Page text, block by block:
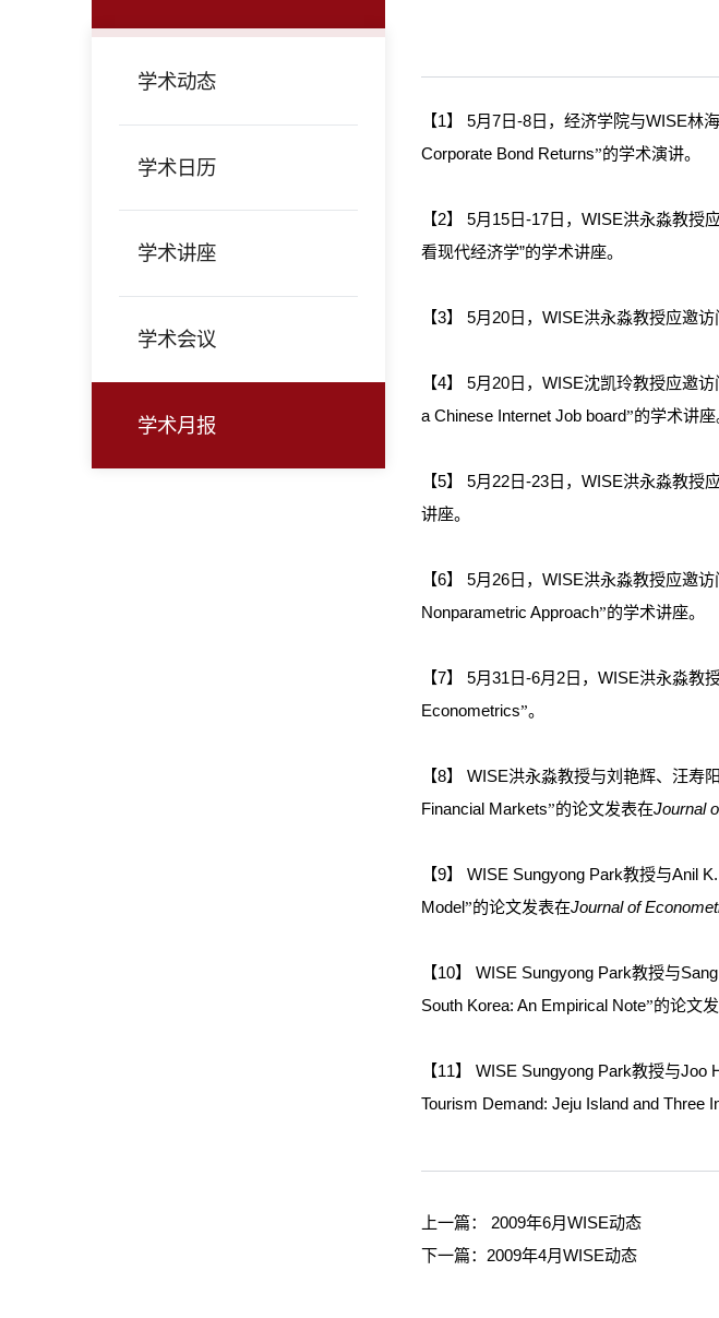
学术动态
学术日历
学术讲座
学术会议
学术月报
【1】 5月7日-8日，经济学院与WISE林
Corporate Bond Returns”的学术演讲。
【2】 5月15日-17日，WISE洪永淼教
看现代经济学”的学术讲座。
【3】 5月20日，WISE洪永淼教授应邀
【4】 5月20日，WISE沈凯玲教授应邀
a Chinese Internet Job board”的学术讲座
【5】 5月22日-23日，WISE洪永淼教
讲座。
【6】 5月26日，WISE洪永淼教授应邀
Nonparametric Approach”的学术讲座。
【7】 5月31日-6月2日，WISE洪永淼
Econometrics”。
【8】 WISE洪永淼教授与刘艳辉、汪寿
Financial Markets”的论文发表在Journal
【9】 WISE Sungyong Park教授与Anil
Model”的论文发表在Journal of
【10】 WISE Sungyong Park教授与
South Korea: An Empirical Note”的论文
【11】 WISE Sungyong Park教授与
Tourism Demand: Jeju Island and Three
上一篇： 2009年6月WISE动态
下一篇： 2009年4月WISE动态